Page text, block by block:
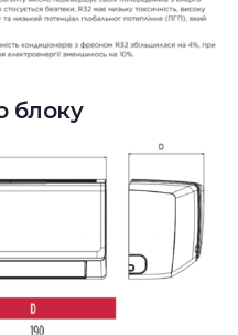
блоку